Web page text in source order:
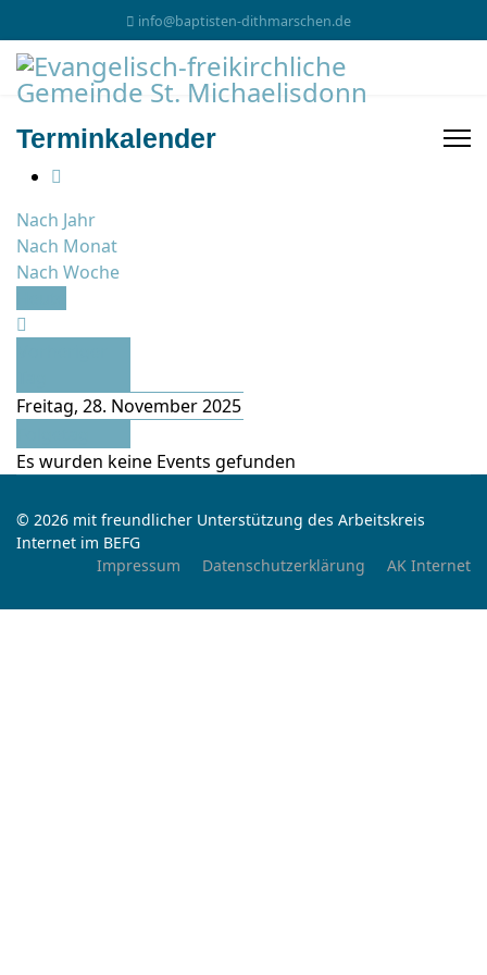
info@baptisten-dithmarschen.de
Terminkalender
Nach Jahr
Nach Monat
Nach Woche
Freitag, 28. November 2025
Es wurden keine Events gefunden
© 2026 mit freundlicher Unterstützung des Arbeitskreis
Internet im BEFG
Impressum
Datenschutzerklärung AK Internet